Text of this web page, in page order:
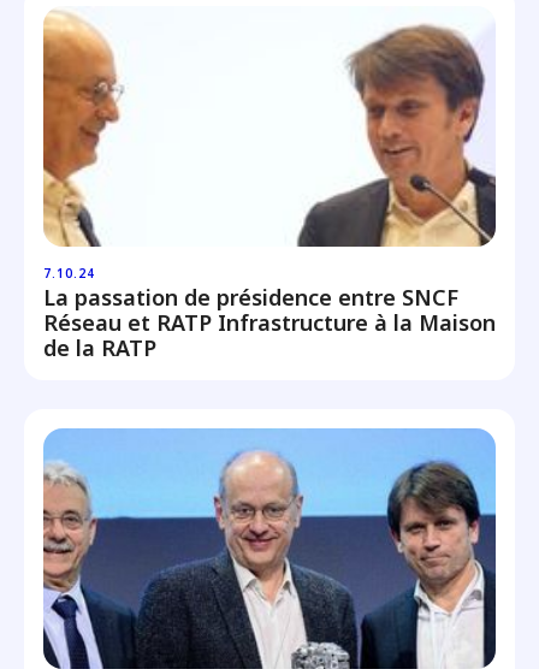
7.10.24
La passation de présidence entre SNCF
Réseau et RATP Infrastructure à la Maison
de la RATP